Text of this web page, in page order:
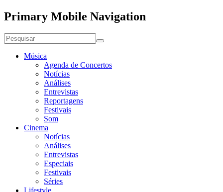
Primary Mobile Navigation
Música
Agenda de Concertos
Notícias
Análises
Entrevistas
Reportagens
Festivais
Som
Cinema
Notícias
Análises
Entrevistas
Especiais
Festivais
Séries
Lifestyle